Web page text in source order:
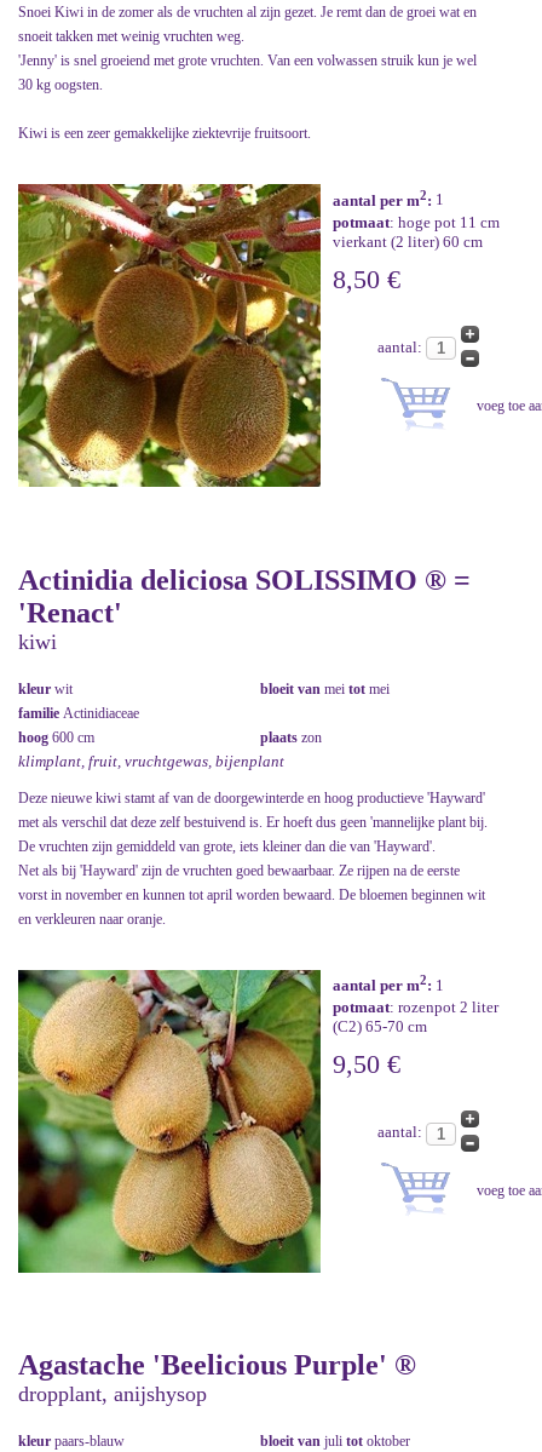
Snoei Kiwi in de zomer als de vruchten al zijn gezet. Je remt dan de groei wat en
snoeit takken met weinig vruchten weg.
'Jenny' is snel groeiend met grote vruchten. Van een volwassen struik kun je wel
30 kg oogsten.
Kiwi is een zeer gemakkelijke ziektevrije fruitsoort.
aantal per m2: 1
potmaat: hoge pot 11 cm
vierkant (2 liter) 60 cm
8,50 €
aantal:
Actinidia deliciosa SOLISSIMO ® =
'Renact'
kiwi
kleur wit bloeit van mei tot mei
familie Actinidiaceae
hoog 600 cm plaats zon
klimplant, fruit, vruchtgewas, bijenplant
Deze nieuwe kiwi stamt af van de doorgewinterde en hoog productieve 'Hayward'
met als verschil dat deze zelf bestuivend is. Er hoeft dus geen 'mannelijke plant bij.
De vruchten zijn gemiddeld van grote, iets kleiner dan die van 'Hayward'.
Net als bij 'Hayward' zijn de vruchten goed bewaarbaar. Ze rijpen na de eerste
vorst in november en kunnen tot april worden bewaard. De bloemen beginnen wit
en verkleuren naar oranje.
aantal per m2: 1
potmaat: rozenpot 2 liter
(C2) 65-70 cm
9,50 €
aantal:
Agastache 'Beelicious Purple' ®
dropplant, anijshysop
kleur paars-blauw bloeit van juli tot oktober